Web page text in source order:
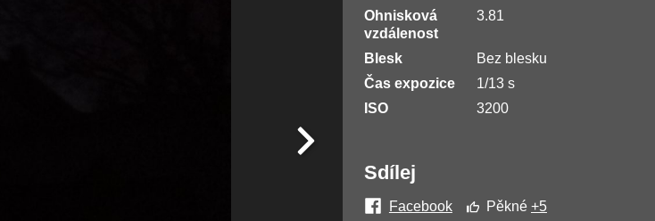
Ohnisková
vzdálenost
3.81
Blesk
Bez blesku
Čas expozice
1/13 s
ISO
3200
Sdílej
Facebook Pěkné +5